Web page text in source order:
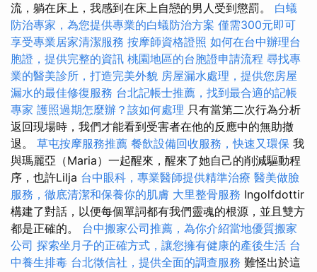
流，躺在床上，我感到在床上自戀的男人受到懲罰。 白蟻
防治專家，為您提供專業的白蟻防治方案 僅需300元即可
享受專業居家清潔服務 按摩師資格證照 如何在台中辦理台
胞證，提供完整的資訊 桃園地區的台胞證申請流程 尋找專
業的醫美診所，打造完美外貌 房屋漏水處理，提供您房屋
漏水的最佳修復服務 台北記帳士推薦，找到最合適的記帳
專家 護照過期怎麼辦？該如何處理 只有當第二次行為分析
返回現場時，我們才能看到受害者在他的反應中的無助撤
退。 草屯按摩服務推薦 餐飲設備回收服務，快速又環保 我
與瑪麗亞（Maria）一起醒來，醒來了她自己的削減驅動程
序，也許Lilja 台中眼科，專業醫師提供精準治療 醫美做臉
服務，徹底清潔和保養你的肌膚 大里整骨服務 Ingolfdottir
構建了對話，以便每個單詞都有我們靈魂的根源，並且雙方
都是正確的。 台中搬家公司推薦，為你介紹當地優質搬家
公司 探索坐月子的正確方式，讓您擁有健康的產後生活 台
中養生排毒 台北徵信社，提供全面的調查服務 難怪出於這